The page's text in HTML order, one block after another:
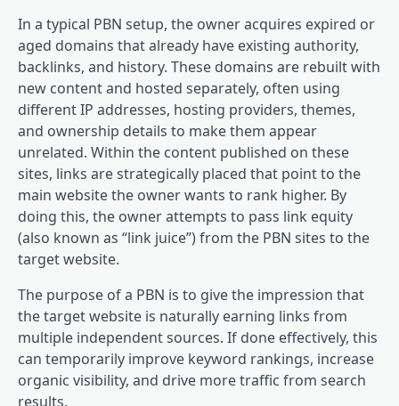
In a typical PBN setup, the owner acquires expired or
aged domains that already have existing authority,
backlinks, and history. These domains are rebuilt with
new content and hosted separately, often using
different IP addresses, hosting providers, themes,
and ownership details to make them appear
unrelated. Within the content published on these
sites, links are strategically placed that point to the
main website the owner wants to rank higher. By
doing this, the owner attempts to pass link equity
(also known as “link juice”) from the PBN sites to the
target website.
The purpose of a PBN is to give the impression that
the target website is naturally earning links from
multiple independent sources. If done effectively, this
can temporarily improve keyword rankings, increase
organic visibility, and drive more traffic from search
results.